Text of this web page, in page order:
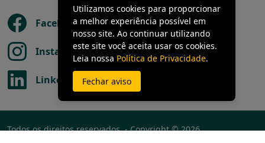
Facebook
Instagram
LinkedIn
Todos os direitos reservados. - Copyright © 2026
Utilizamos cookies para proporcionar
a melhor experiência possível em
nosso site. Ao continuar utilizando
este site você aceita usar os cookies.
Leia nossa Política de Privacidade.
Fechar aviso